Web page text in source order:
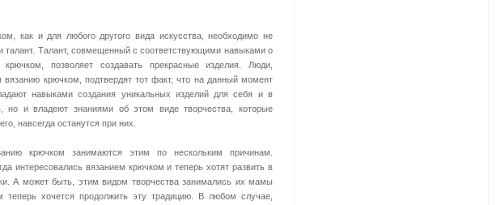
как и для любого другого вида искусства, необходимо не
талант. Талант, совмещенный с соответствующими навыками о
крючком, позволяет создавать прекрасные изделия. Люди,
вязанию крючком, подтвердят тот факт, что на данный момент
навыками создания уникальных изделий для себя и в
но и владеют знаниями об этом виде творчества, которые
навсегда останутся при них.
крючком занимаются этим по нескольким причинам.
интересовались вязанием крючком и теперь хотят развить в
А может быть, этим видом творчества занимались их мамы
хочется продолжить эту традицию. В любом случае,